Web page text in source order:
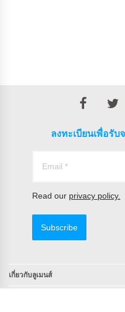
ลงทะเบียนเพื่อรั
Read our privacy policy.
Subscribe
เกี่ยวกับลูเมนส์